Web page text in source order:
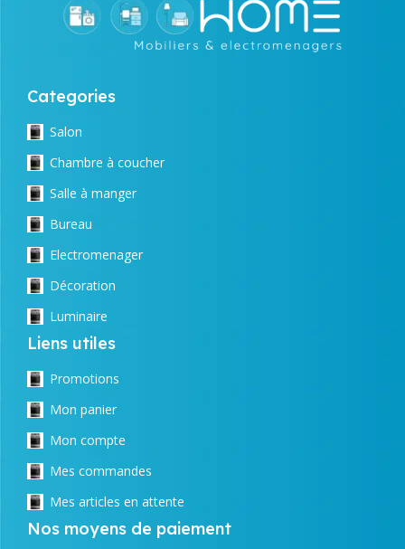
Categories
Salon
Chambre à coucher
Salle à manger
Bureau
Electromenager
Décoration
Luminaire
Liens utiles
Promotions
Mon panier
Mon compte
Mes commandes
Mes articles en attente
Nos moyens de paiement